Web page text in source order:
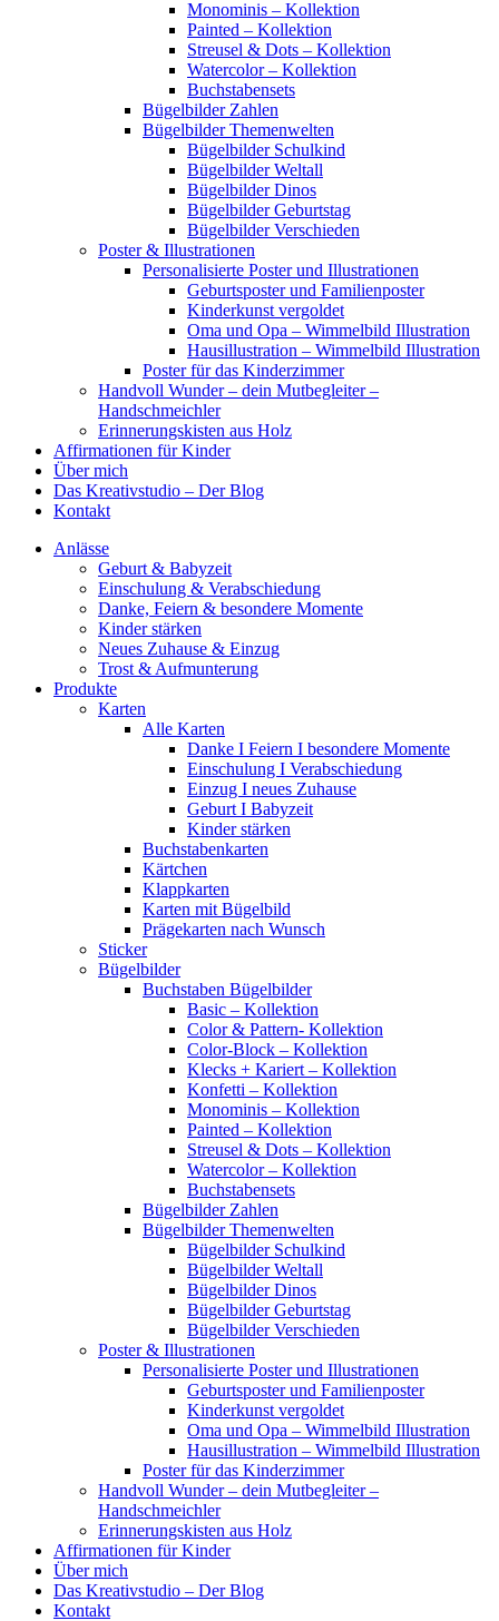
Monominis – Kollektion
Painted – Kollektion
Streusel & Dots – Kollektion
Watercolor – Kollektion
Buchstabensets
Bügelbilder Zahlen
Bügelbilder Themenwelten
Bügelbilder Schulkind
Bügelbilder Weltall
Bügelbilder Dinos
Bügelbilder Geburtstag
Bügelbilder Verschieden
Poster & Illustrationen
Personalisierte Poster und Illustrationen
Geburtsposter und Familienposter
Kinderkunst vergoldet
Oma und Opa – Wimmelbild Illustration
Hausillustration – Wimmelbild Illustration
Poster für das Kinderzimmer
Handvoll Wunder – dein Mutbegleiter –
Handschmeichler
Erinnerungskisten aus Holz
Affirmationen für Kinder
Über mich
Das Kreativstudio – Der Blog
Kontakt
Anlässe
Geburt & Babyzeit
Einschulung & Verabschiedung
Danke, Feiern & besondere Momente
Kinder stärken
Neues Zuhause & Einzug
Trost & Aufmunterung
Produkte
Karten
Alle Karten
Danke I Feiern I besondere Momente
Einschulung I Verabschiedung
Einzug I neues Zuhause
Geburt I Babyzeit
Kinder stärken
Buchstabenkarten
Kärtchen
Klappkarten
Karten mit Bügelbild
Prägekarten nach Wunsch
Sticker
Bügelbilder
Buchstaben Bügelbilder
Basic – Kollektion
Color & Pattern- Kollektion
Color-Block – Kollektion
Klecks + Kariert – Kollektion
Konfetti – Kollektion
Monominis – Kollektion
Painted – Kollektion
Streusel & Dots – Kollektion
Watercolor – Kollektion
Buchstabensets
Bügelbilder Zahlen
Bügelbilder Themenwelten
Bügelbilder Schulkind
Bügelbilder Weltall
Bügelbilder Dinos
Bügelbilder Geburtstag
Bügelbilder Verschieden
Poster & Illustrationen
Personalisierte Poster und Illustrationen
Geburtsposter und Familienposter
Kinderkunst vergoldet
Oma und Opa – Wimmelbild Illustration
Hausillustration – Wimmelbild Illustration
Poster für das Kinderzimmer
Handvoll Wunder – dein Mutbegleiter –
Handschmeichler
Erinnerungskisten aus Holz
Affirmationen für Kinder
Über mich
Das Kreativstudio – Der Blog
Kontakt